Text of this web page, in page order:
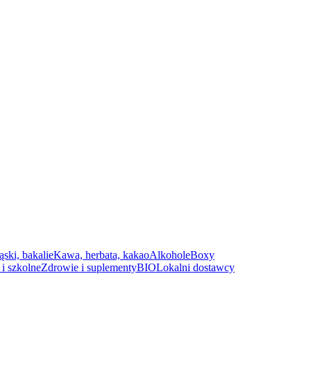
bakalieKawa, herbata, kakaoAlkoholeBoxy
szkolneZdrowie i suplementyBIOLokalni dostawcy